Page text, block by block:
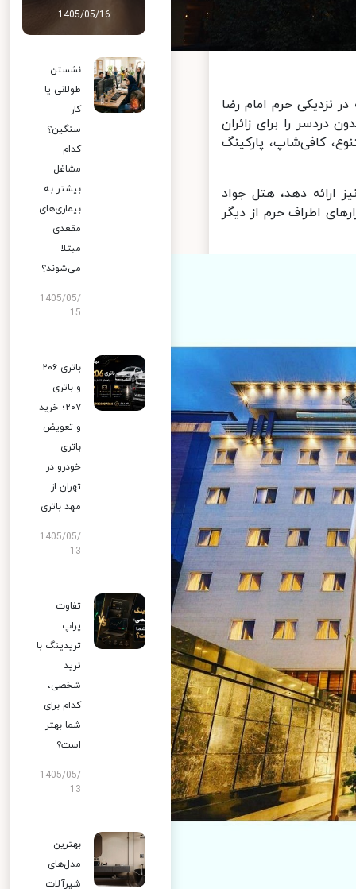
است که در نزدیکی حرم امام رضا
را برای زائران
کافی‌شاپ، پارکینگ
دهد، هتل جواد
اطراف حرم از دیگر
1405/05/16
نشستن
طولانی یا
کار
سنگین؟
کدام
مشاغل
بیشتر به
بیماری‌های
مقعدی
مبتلا
می‌شوند؟
1405/05/
15
باتری ۲۰۶
و باتری
۲۰۷؛ خرید
و تعویض
باتری
خودرو در
تهران از
مهد باتری
1405/05/
13
تفاوت
پراپ
تریدینگ با
ترید
شخصی،
کدام برای
شما بهتر
است؟
1405/05/
13
بهترین
مدل‌های
شیرآلات